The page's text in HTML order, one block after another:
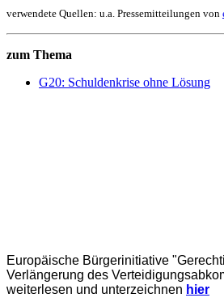
verwendete Quellen: u.a. Pressemitteilungen von
zum Thema
G20: Schuldenkrise ohne Lösung
Europäische Bürgerinitiative
Verlängerung des
weiterlesen und unterzeichnen hier